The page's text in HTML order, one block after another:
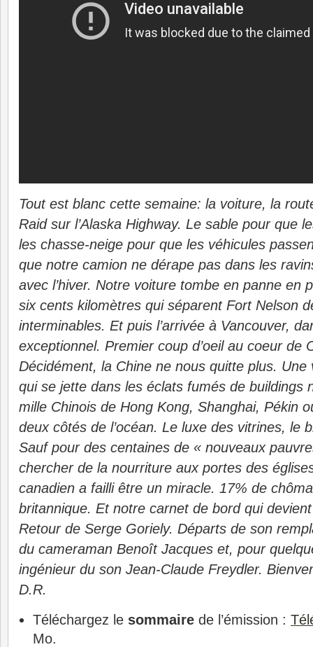
Tout est blanc cette semaine: la voiture, la
Raid sur l’Alaska Highway. Le sable pour que
les chasse-neige pour que les véhicules
que notre camion ne dérape pas dans les
avec l’hiver. Notre voiture tombe en panne en
six cents kilomètres qui séparent Fort Nelson
interminables. Et puis l’arrivée à Vancouver,
exceptionnel. Premier coup d’oeil au coeur de
Décidément, la Chine ne nous quitte plus. Une
qui se jette dans les éclats fumés de buildings
mille Chinois de Hong Kong, Shanghai, Pékin
deux côtés de l’océan. Le luxe des vitrines, le
Sauf pour des centaines de « nouveaux
chercher de la nourriture aux portes des
canadien a failli être un miracle. 17% de
britannique. Et notre carnet de bord qui
Retour de Serge Goriely. Départs de son
du cameraman Benoît Jacques et, pour
ingénieur du son Jean-Claude Freydler.
D.R.
Téléchargez le sommaire de l’émission :
Mo.